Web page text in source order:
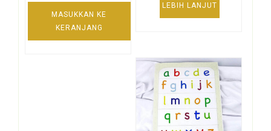
MASUKKAN KE
KERANJANG
LEBIH LANJUT